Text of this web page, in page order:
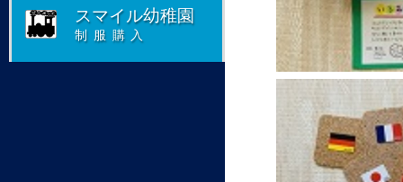
スマイル幼稚園
制服購入